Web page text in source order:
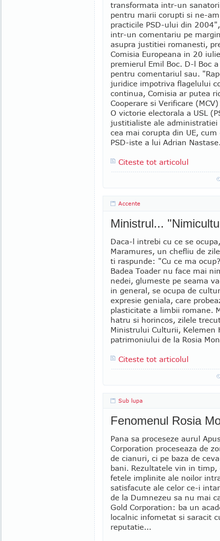
transformata intr-un
pentru marii corupti si ne-
practicile PSD-ului din
intr-un comentariu pe
asupra justitiei romanesti,
Comisia Europeana in 20
premierul Emil Boc. D-l Boc
pentru comentariul sau.
juridice impotriva flagelului
continua, Comisia ar putea
Cooperare si Verificare
O victorie electorala a USL
justitialiste ale
cea mai corupta din UE,
PSD-iste a lui Adrian
Citeste tot articolul
Accente
Ministrul...
Daca-l intrebi cu ce se
Maramures, un chefliu de
ti raspunde: "Cu ce ma
Badea Toader nu face mai
nedei, glumeste pe seama
in general, se ocupa de
expresie geniala, care
plasticitate a limbii romane.
hatru si horincos, zilele
Ministrului Culturii, Kelemen
patrimoniului de la Rosia
Citeste tot articolul
Sub lupa
Fenomenul Rosia
Pana sa proceseze aurul
Corporation proceseaza de
de cianuri, ci pe baza de
bani. Rezultatele vin in timp,
fetele implinite ale noilor
satisfacute ale celor ce-i
de la Dumnezeu sa nu mai
Gold Corporation: ba un
localnic infometat si saracit
reputatie...